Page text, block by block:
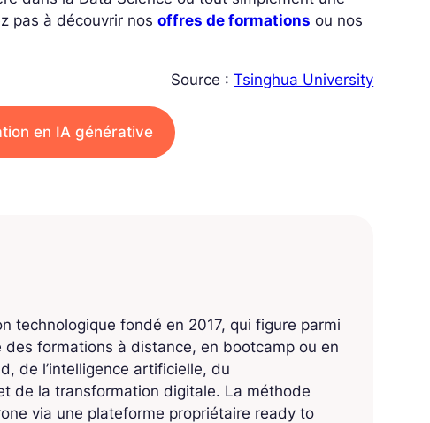
pas à découvrir nosoffres de formations ou nos
Source :Tsinghua University
en IA générative
technologique fondé en 2017, qui figure parmi
formations à distance, en bootcamp ou en
de l’intelligence artificielle, du
de la transformation digitale. La méthode
via une plateforme propriétaire ready to